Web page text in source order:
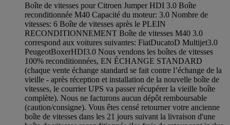
Boîte de vitesses pour Citroen Jumper HDI 3.0 Boîte
reconditionnée M40 Capacité du moteur: 3.0 Nombre de
vitesses: 6 Boîte de vitesses après le PLEIN
RECONDITIONNEMENT Boîte de vitesses M40 3.0
correspond aux voitures suivantes: FiatDucatoD Multijet3.0
PeugeotBoxerHDI3.0 Nous vendons les boîtes de vitesses
100% reconditionnées, EN ÉCHANGE STANDARD
(chaque vente échange standard se fait contre l’échange de la
vieille - après réception et installation de la nouvelle boîte de
vitesses, le courrier UPS va passer récupérer la vieille boîte
complète). Nous ne facturons aucun dépôt remboursable
(caution/consigne). Vous êtes censé retourner votre ancienne
boîte de vitesses dans les 21 jours suivant la livraison d'une